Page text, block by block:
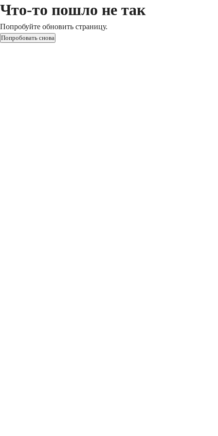
Что-то пошло не так
Попробуйте обновить страницу.
Попробовать снова